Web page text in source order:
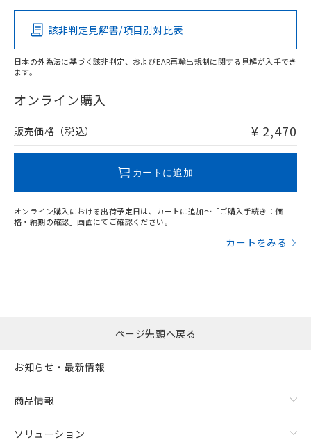
O
在庫等で未対応品が混在する可能性があります。
問い合わせください。
該非判定見解書/項目別対比表
日本の外為法に基づく該非判定、およびEAR再輸出規制に関する見解が入手でき
ます。
オンライン購入
販売価格（税込） ¥ 2,470
カートに追加
オンライン購入における出荷予定日は、カートに追加～「ご購入手続き：価
格・納期の確認」画面にてご確認ください。
カートをみる
ページ先頭へ戻る
お知らせ・最新情報
商品情報
ソリューション